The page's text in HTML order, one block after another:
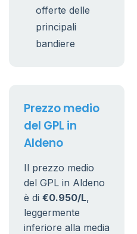
offerte delle
principali
bandiere
Prezzo medio
del GPL in
Aldeno
Il prezzo medio
del GPL in Aldeno
è di €0.950/L,
leggermente
inferiore alla media